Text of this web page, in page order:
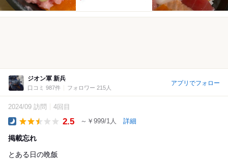
ジオン軍 新兵
口コミ 987件 フォロワー 215人
アプリでフォロー
2024/09 訪問 4回目
2.5 ～￥999/1人 詳細
掲載忘れ
とある日の晩飯